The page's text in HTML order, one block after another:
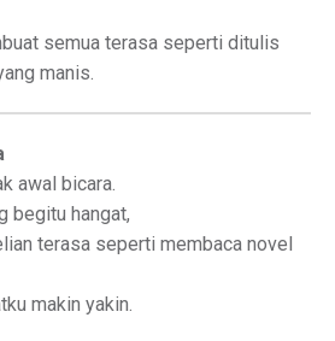
semua terasa seperti ditulis
manis.
awal bicara.
begitu hangat,
terasa seperti membaca novel
makin yakin.